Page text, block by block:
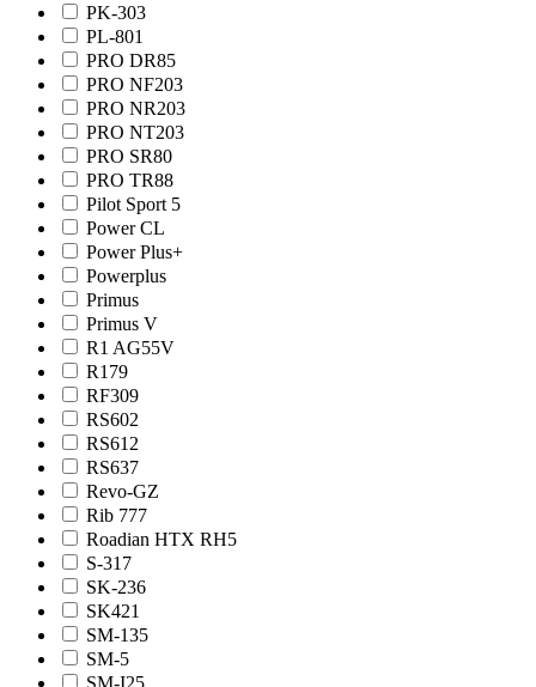
PK-303
PL-801
PRO DR85
PRO NF203
PRO NR203
PRO NТ203
PRO SR80
PRO TR88
Pilot Sport 5
Power CL
Power Plus+
Powerplus
Primus
Primus V
R1 AG55V
R179
RF309
RS602
RS612
RS637
Revo-GZ
Rib 777
Roadian HTX RH5
S-317
SK-236
SK421
SM-135
SM-5
SM-I25